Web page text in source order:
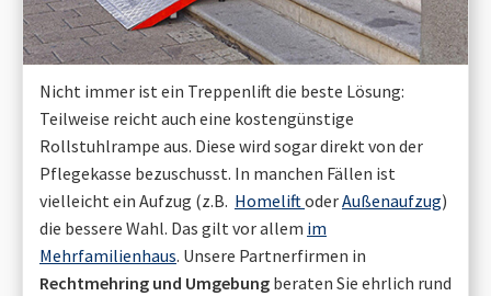
Nicht immer ist ein Treppenlift die beste Lösung:
Teilweise reicht auch eine kostengünstige
Rollstuhlrampe aus. Diese wird sogar direkt von der
Pflegekasse bezuschusst. In manchen Fällen ist
vielleicht ein Aufzug (z.B. HomeliftoderAußenaufzug)
die bessere Wahl. Das gilt vor allem im
Mehrfamilienhaus. Unsere Partnerfirmen in
Rechtmehring und Umgebung beraten Sie ehrlich rund